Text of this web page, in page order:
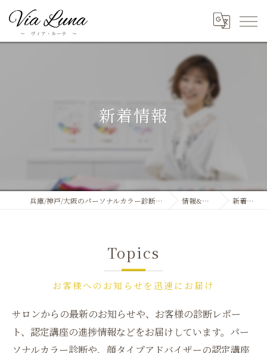
新着情報
兵庫/神戸/大阪のパーソナルカラー診断ならVia Luna 情報&ブログ 新着情報
Topics
お客様へのお知らせを迅速にお届け
サロンからの最新のお知らせや、お客様の診断レポー
ト、認定講座の進捗情報などをお届けしています。パー
ソナルカラー診断や、顔タイプアドバイザーの認定講座